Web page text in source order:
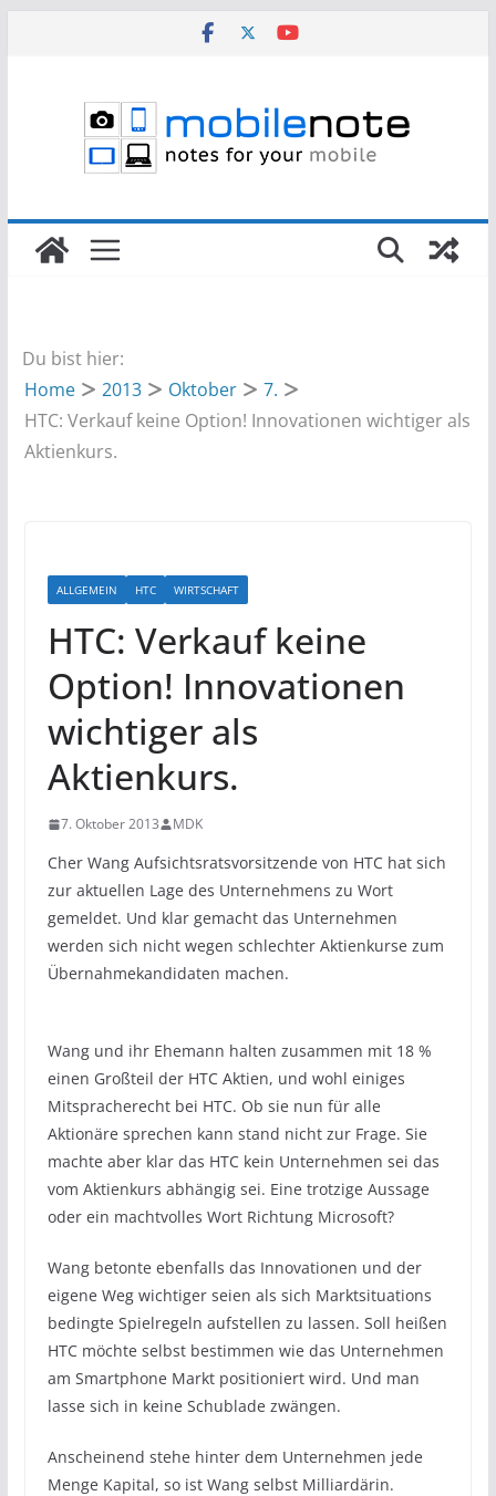
Du bist hier:
Home
2013 Oktober
7.
HTC: Verkauf keine Option! Innovationen wichtiger als
Aktienkurs.
ALLGEMEIN HTC WIRTSCHAFT
HTC: Verkauf keine
Option! Innovationen
wichtiger als
Aktienkurs.
7. Oktober 2013 MDK
Cher Wang Aufsichtsratsvorsitzende von HTC hat sich
zur aktuellen Lage des Unternehmens zu Wort
gemeldet. Und klar gemacht das Unternehmen
werden sich nicht wegen schlechter Aktienkurse zum
Übernahmekandidaten machen.
Wang und ihr Ehemann halten zusammen mit 18 %
einen Großteil der HTC Aktien, und wohl einiges
Mitspracherecht bei HTC. Ob sie nun für alle
Aktionäre sprechen kann stand nicht zur Frage. Sie
machte aber klar das HTC kein Unternehmen sei das
vom Aktienkurs abhängig sei. Eine trotzige Aussage
oder ein machtvolles Wort Richtung Microsoft?
Wang betonte ebenfalls das Innovationen und der
eigene Weg wichtiger seien als sich Marktsituations
bedingte Spielregeln aufstellen zu lassen. Soll heißen
HTC möchte selbst bestimmen wie das Unternehmen
am Smartphone Markt positioniert wird. Und man
lasse sich in keine Schublade zwängen.
Anscheinend stehe hinter dem Unternehmen jede
Menge Kapital, so ist Wang selbst Milliardärin.